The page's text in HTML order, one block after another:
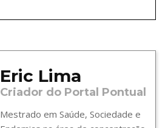
Eric Lima
Criador do Portal Pontual
Mestrado em Saúde, Sociedade e